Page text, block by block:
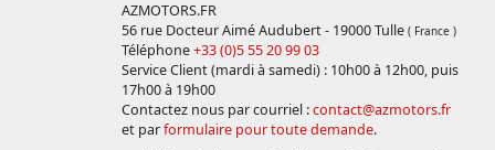
AZMOTORS.FR
56 rue Docteur Aimé Audubert - 19000 Tulle ( France )
Téléphone+33 (0)5 55 20 99 03
Service Client (mardi à samedi) : 10h00 à 12h00, puis
17h00 à 19h00
Contactez nous par courriel :contact@azmotors.fr
et parformulaire pour toute demande.